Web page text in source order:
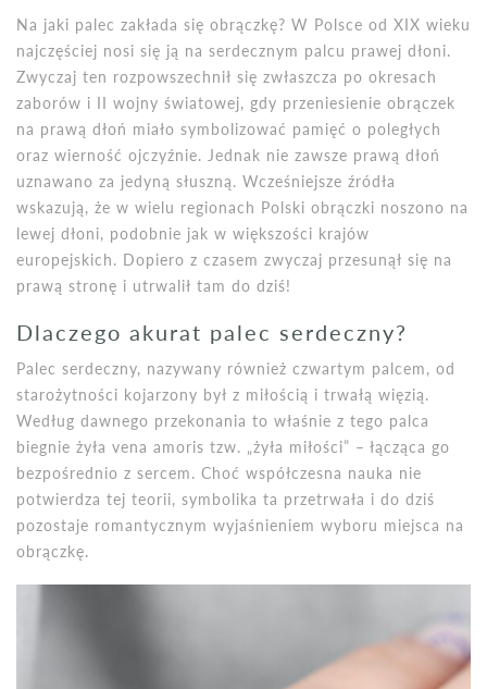
Na jaki palec zakłada się obrączkę? W Polsce od XIX wieku
najczęściej nosi się ją na serdecznym palcu prawej dłoni.
Zwyczaj ten rozpowszechnił się zwłaszcza po okresach
zaborów i II wojny światowej, gdy przeniesienie obrączek
na prawą dłoń miało symbolizować pamięć o poległych
oraz wierność ojczyźnie. Jednak nie zawsze prawą dłoń
uznawano za jedyną słuszną. Wcześniejsze źródła
wskazują, że w wielu regionach Polski obrączki noszono na
lewej dłoni, podobnie jak w większości krajów
europejskich. Dopiero z czasem zwyczaj przesunął się na
prawą stronę i utrwalił tam do dziś!
Dlaczego akurat palec serdeczny?
Palec serdeczny, nazywany również czwartym palcem, od
starożytności kojarzony był z miłością i trwałą więzią.
Według dawnego przekonania to właśnie z tego palca
biegnie żyła vena amoris tzw. „żyła miłości” – łącząca go
bezpośrednio z sercem. Choć współczesna nauka nie
potwierdza tej teorii, symbolika ta przetrwała i do dziś
pozostaje romantycznym wyjaśnieniem wyboru miejsca na
obrączkę.